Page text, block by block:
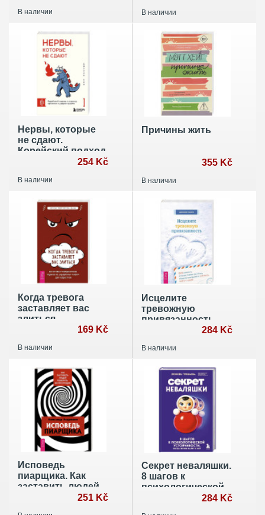
стресса
В наличии
перфекционизма,
выгорания
В наличии
Нервы, которые
не сдают.
Корейский подход
ударам судьбы
254 Kč
В наличии
Причины жить
355 Kč
В наличии
Когда тревога
заставляет вас
злиться
169 Kč
В наличии
Исцелите
тревожную
привязанность
284 Kč
В наличии
Исповедь
пиарщика. Как
заставить людей
поверить во что251 Kč
Секрет неваляшки.
8 шагов к
психологической
устойчивости,284 Kč